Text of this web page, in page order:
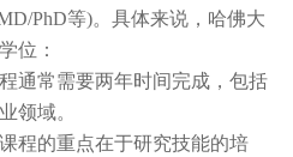
PhD等)。具体来说，哈佛大
位：
通常需要两年时间完成，包括
领域。
程的重点在于研究技能的培